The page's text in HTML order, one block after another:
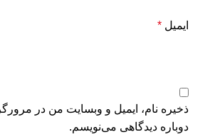
ایمیل *
ذخیره نام، ایمیل و وبسایت من در
دوباره دیدگاهی می‌نویسم.